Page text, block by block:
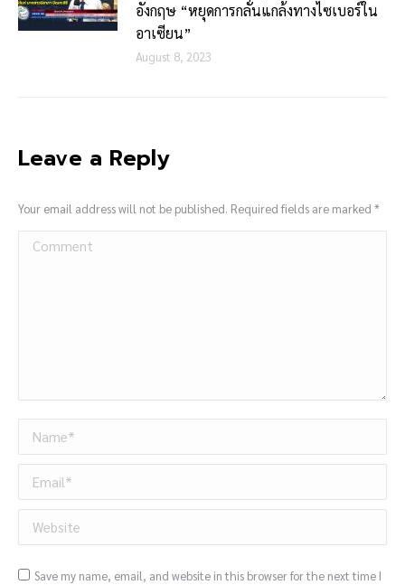
อังกฤษ “หยุดการกลั่นแกล้งทางไซเบอร์ใน
อาเซียน”
August 8, 2023
Leave a Reply
Your email address will not be published. Required fields are marked *
Comment
Name *
Email *
Website
Save my name, email, and website in this browser for the next time I